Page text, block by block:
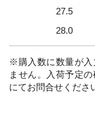
27.5
28.0
※購入数に数量が入
ません。入荷予定
にてお問合せくださ